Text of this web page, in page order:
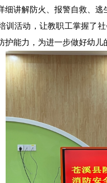
细讲解防火、报警自救、
训活动，让教职工掌握了
护能力，为进一步做好幼儿